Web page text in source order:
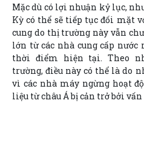
Mặc dù có lợi nhuận kỷ lục,
Kỳ có thể sẽ tiếp tục đối mặt
cung do thị trường này vẫn
lớn từ các nhà cung cấp nước
thời điểm hiện tại. Theo
trường, điều này có thể là do
vì các nhà máy ngừng hoạt
liệu từ châu Á bị cản trở bởi